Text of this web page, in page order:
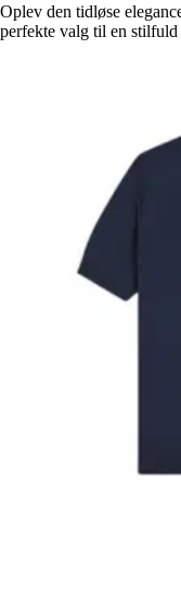
Oplev den tidløse
perfekte valg til en stilfuld